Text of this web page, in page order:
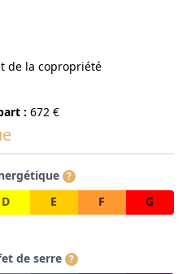
de la copropriété
: 672 €
?
D E F
G
de serre ?